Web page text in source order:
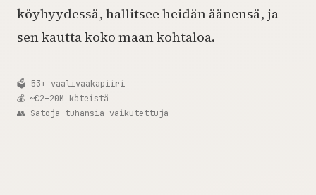
köyhyydessä, hallitsee heidän äänensä, ja
sen kautta koko maan kohtaloa.
🗳️ 53+ vaalivaakapiiri
💰 ~€2–20M käteistä
👥 Satoja tuhansia vaikutettuja